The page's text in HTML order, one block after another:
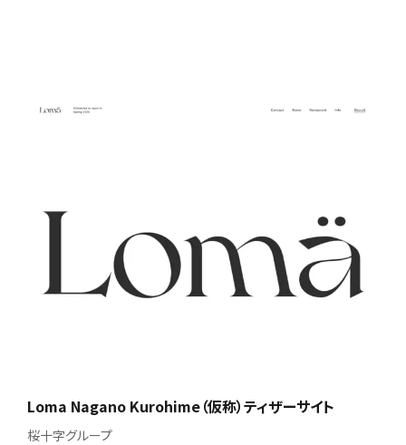
Loma Nagano Kurohime（仮称）ティザーサイト
桜十字グループ